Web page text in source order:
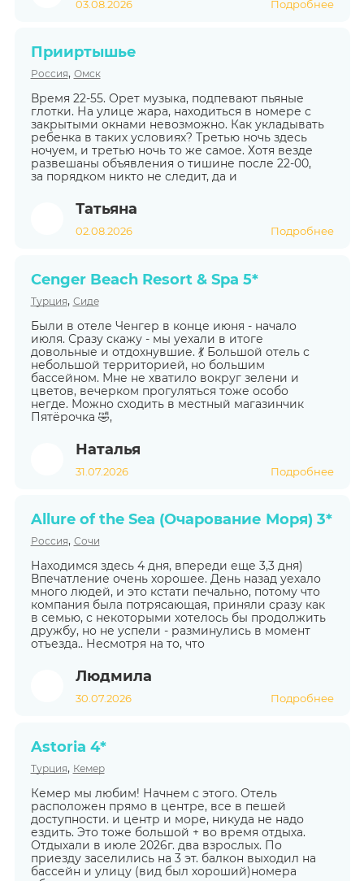
03.08.2026 Подробнее
Прииртышье
Россия, Омск
Время 22-55. Орет музыка, подпевают пьяные
глотки. На улице жара, находиться в номере с
закрытыми окнами невозможно. Как укладывать
ребенка в таких условиях? Третью ночь здесь
ночуем, и третью ночь то же самое. Хотя везде
развешаны объявления о тишине после 22-00,
за порядком никто не следит, да и
Татьяна
02.08.2026 Подробнее
Cenger Beach Resort & Spa 5*
Турция, Сиде
Были в отеле Ченгер в конце июня - начало
июля. Сразу скажу - мы уехали в итоге
довольные и отдохнувшие. 💃 Большой отель с
небольшой территорией, но большим
бассейном. Мне не хватило вокруг зелени и
цветов, вечерком прогуляться тоже особо
негде. Можно сходить в местный магазинчик
Пятёрочка 🤣,
Наталья
31.07.2026 Подробнее
Allure of the Sea (Очарование Моря) 3*
Россия, Сочи
Находимся здесь 4 дня, впереди еще 3,3 дня)
Впечатление очень хорошее. День назад уехало
много людей, и это кстати печально, потому что
компания была потрясающая, приняли сразу как
в семью, с некоторыми хотелось бы продолжить
дружбу, но не успели - разминулись в момент
отъезда.. Несмотря на то, что
Людмила
30.07.2026 Подробнее
Astoria 4*
Турция, Кемер
Кемер мы любим! Начнем с этого. Отель
расположен прямо в центре, все в пешей
доступности. и центр и море, никуда не надо
ездить. Это тоже большой + во время отдыха.
Отдыхали в июле 2026г. два взрослых. По
приезду заселились на 3 эт. балкон выходил на
бассейн и улицу (вид был хороший)номера